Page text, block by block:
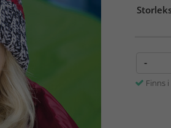
-
Finns